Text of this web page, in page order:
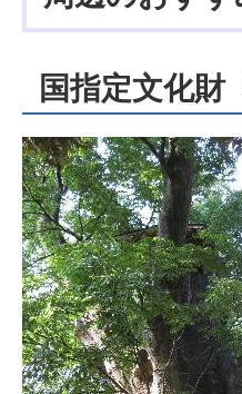
国指定文化財